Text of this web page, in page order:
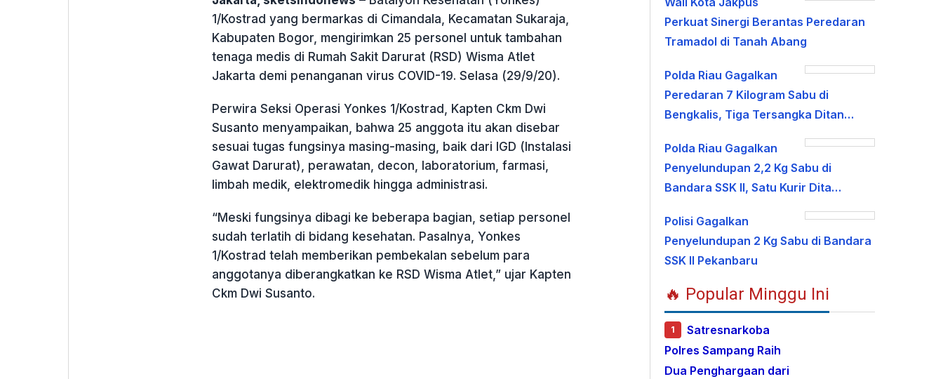
1/Kostrad yang bermarkas di Cimandala, Kecamatan Sukaraja,
Kabupaten Bogor, mengirimkan 25 personel untuk tambahan
tenaga medis di Rumah Sakit Darurat (RSD) Wisma Atlet
Jakarta demi penanganan virus COVID-19. Selasa (29/9/20).
Perwira Seksi Operasi Yonkes 1/Kostrad, Kapten Ckm Dwi
Susanto menyampaikan, bahwa 25 anggota itu akan disebar
sesuai tugas fungsinya masing-masing, baik dari IGD (Instalasi
Gawat Darurat), perawatan, decon, laboratorium, farmasi,
limbah medik, elektromedik hingga administrasi.
“Meski fungsinya dibagi ke beberapa bagian, setiap personel
sudah terlatih di bidang kesehatan. Pasalnya, Yonkes
1/Kostrad telah memberikan pembekalan sebelum para
anggotanya diberangkatkan ke RSD Wisma Atlet,” ujar Kapten
Ckm Dwi Susanto.
Perkuat Sinergi Berantas Peredaran
Tramadol di Tanah Abang
Polda Riau Gagalkan
Peredaran 7 Kilogram Sabu di
Bengkalis, Tiga Tersangka Ditan…
Polda Riau Gagalkan
Penyelundupan 2,2 Kg Sabu di
Bandara SSK II, Satu Kurir Dita…
Polisi Gagalkan
Penyelundupan 2 Kg Sabu di Bandara
SSK II Pekanbaru
🔥 Popular Minggu Ini
1
Satresnarkoba
Polres Sampang Raih
Dua Penghargaan dari